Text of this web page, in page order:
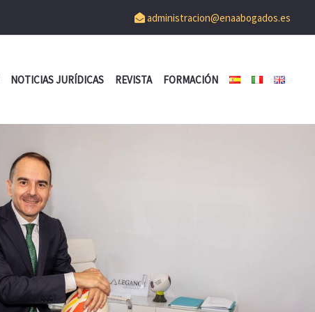
administracion@enaabogados.es
NOTICIAS JURÍDICAS REVISTA FORMACIÓN